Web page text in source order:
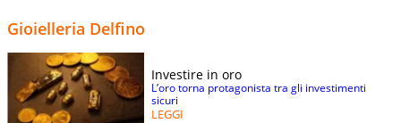
Gioielleria Delfino
Investire in oro
L’oro torna protagonista tra gli investimenti
sicuri
LEGGI